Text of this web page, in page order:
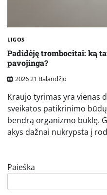
LIGOS
Padidėję trombocitai: ką
pavojinga?
2026 21 Balandžio
Kraujo tyrimas yra vienas
sveikatos patikrinimo
bendrą organizmo būklę.
akys dažnai nukrypsta į
Paieška